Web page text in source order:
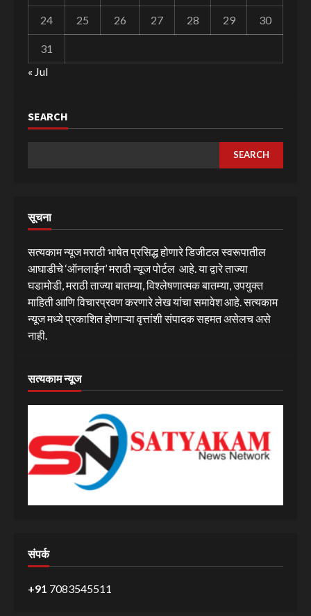
24 25 26 27 28 29 30
31
« Jul
SEARCH
SEARCH
सूचना
सत्यकाम न्यूज मराठी भाषेत प्रसिद्ध होणारे डिजीटल स्वरूपातील
आघाडीचे ‘ऑनलाईन’ मराठी न्यूज पोर्टल आहे. या द्वारे ताज्या
घडामोडी, मराठी ताज्या बातम्या, विश्लेषणात्मक बातम्या, उपयुक्त
माहिती आणि विचारप्रवण करणारे लेख यांचा समावेश आहे. सत्यकाम
न्यूज मध्ये प्रकाशित होणाऱ्या वृत्तांशी संपादक सहमत असेलच असे
नाही.
सत्यकाम न्यूज
संपर्क
+91 7083545511